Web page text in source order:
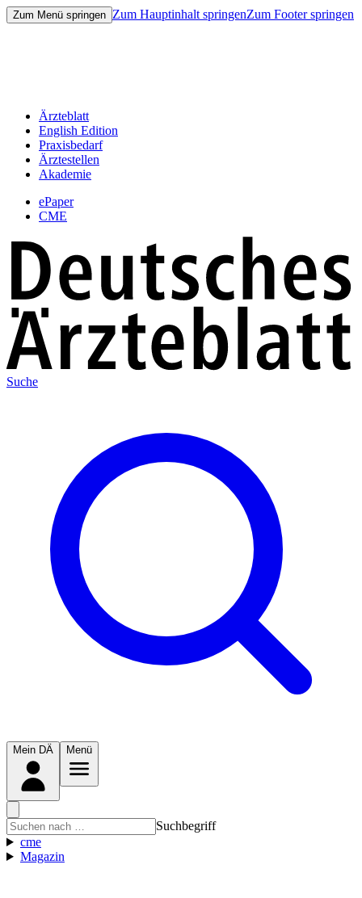
Zum Menü springen Zum Hauptinhalt springenZum Footer springen
Ärzteblatt
English Edition
Praxisbedarf
Ärztestellen
Akademie
ePaper
CME
Suche
Mein DÄ Menü
Suchbegriff
cme
Magazin